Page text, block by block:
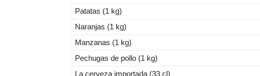
Patatas (1 kg)
Naranjas (1 kg)
Manzanas (1 kg)
Pechugas de pollo (1 kg)
La cerveza importada (33 cl)